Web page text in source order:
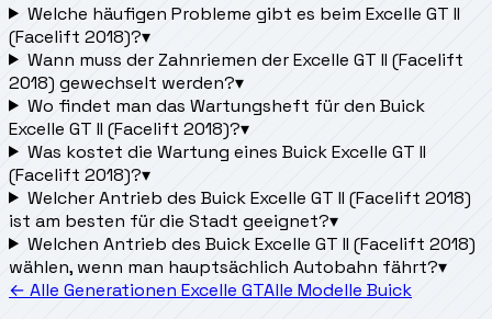
Welche häufigen Probleme gibt es beim Excelle GT II
(Facelift 2018)?▾
Wann muss der Zahnriemen der Excelle GT II (Facelift
2018) gewechselt werden?▾
Wo findet man das Wartungsheft für den Buick
Excelle GT II (Facelift 2018)?▾
Was kostet die Wartung eines Buick Excelle GT II
(Facelift 2018)?▾
Welcher Antrieb des Buick Excelle GT II (Facelift 2018)
ist am besten für die Stadt geeignet?▾
Welchen Antrieb des Buick Excelle GT II (Facelift 2018)
wählen, wenn man hauptsächlich Autobahn fährt?▾
← Alle Generationen Excelle GTAlle Modelle Buick